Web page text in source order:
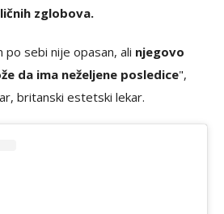
zglobova.
sebi nije opasan, ali njegovo
da ima neželjene posledice",
britanski estetski lekar.